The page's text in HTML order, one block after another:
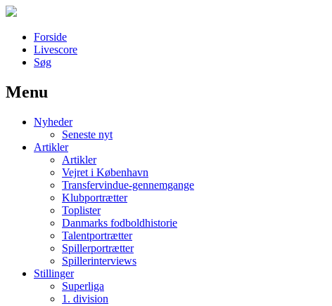
Forside
Livescore
Søg
Наши партнеры
лучшие займы
Menu
Nyheder
Seneste nyt
Artikler
Artikler
Vejret i København
Transfervindue-gennemgange
Klubportrætter
Toplister
Danmarks fodboldhistorie
Talentportrætter
Spillerportrætter
Spillerinterviews
Stillinger
Superliga
1. division